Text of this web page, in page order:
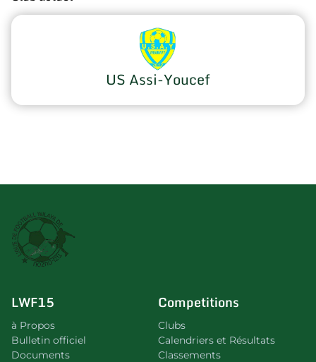
US Assi-Youcef
LWF15
à Propos
Bulletin officiel
Documents
Competitions
Clubs
Calendriers et Résultats
Classements